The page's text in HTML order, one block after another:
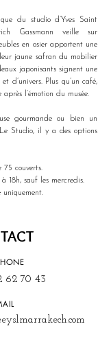
du studio d’Yves Saint
Gassmann veille sur
en osier apportent une
jaune safran du mobilier
japonisants signent une
d’univers. Plus qu’un café,
l’émotion du musée.
gourmande ou bien un
Studio, il y a des options
couverts.
18h, sauf les mercredis.
uniquement.
62 70 43